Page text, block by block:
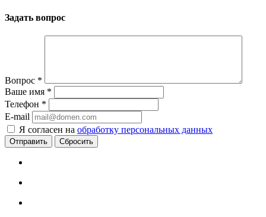
Задать вопрос
Вопрос *
Ваше имя *
Телефон *
E-mail
Я согласен на обработку персональных данных
Сбросить